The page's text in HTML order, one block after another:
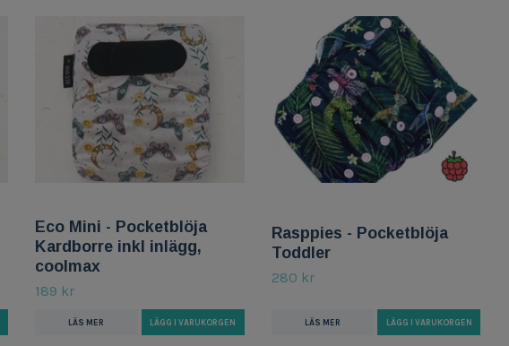
Eco Mini - Pocketblöja
Kardborre inkl inlägg,
coolmax
189 kr
LÄS MER LÄGG I VARUKORGEN
Rasppies - Pocketblöja
Toddler
280 kr
LÄS MER LÄGG I VARUKORGEN